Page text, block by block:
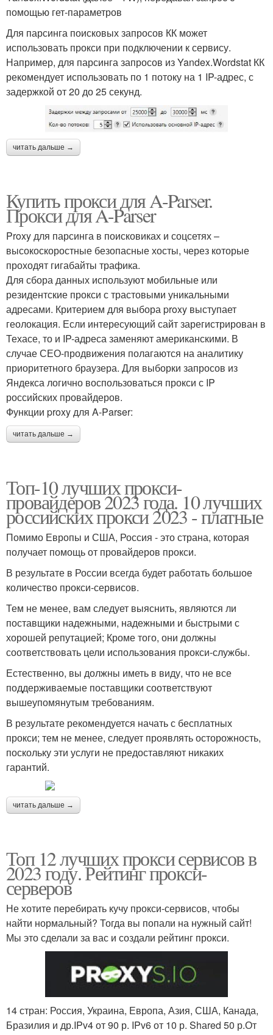
помощью гет-параметров
Для парсинга поисковых запросов КК может
использовать прокси при подключении к сервису.
Например, для парсинга запросов из Yandex.Wordstat КК
рекомендует использовать по 1 потоку на 1 IP-адрес, с
задержкой от 20 до 25 секунд.
читать дальше →
Купить прокси для A-Parser.
Прокси для A-Parser
Proxy для парсинга в поисковиках и соцсетях –
высокоскоростные безопасные хосты, через которые
проходят гигабайты трафика.
Для сбора данных используют мобильные или
резидентские прокси с трастовыми уникальными
адресами. Критерием для выбора proxy выступает
геолокация. Если интересующий сайт зарегистрирован в
Техасе, то и IP-адреса заменяют американскими. В
случае СЕО-продвижения полагаются на аналитику
приоритетного браузера. Для выборки запросов из
Яндекса логично воспользоваться прокси с IP
российских провайдеров.
Функции proxy для A-Parser:
читать дальше →
Топ-10 лучших прокси-
провайдеров 2023 года. 10 лучших
российских прокси 2023 - платные
Помимо Европы и США, Россия - это страна, которая
получает помощь от провайдеров прокси.
В результате в России всегда будет работать большое
количество прокси-сервисов.
Тем не менее, вам следует выяснить, являются ли
поставщики надежными, надежными и быстрыми с
хорошей репутацией; Кроме того, они должны
соответствовать цели использования прокси-службы.
Естественно, вы должны иметь в виду, что не все
поддерживаемые поставщики соответствуют
вышеупомянутым требованиям.
В результате рекомендуется начать с бесплатных
прокси; тем не менее, следует проявлять осторожность,
поскольку эти услуги не предоставляют никаких
гарантий.
читать дальше →
Топ 12 лучших прокси сервисов в
2023 году. Рейтинг прокси-
серверов
Не хотите перебирать кучу прокси-сервисов, чтобы
найти нормальный? Тогда вы попали на нужный сайт!
Мы это сделали за вас и создали рейтинг прокси.
14 стран: Россия, Украина, Европа, Азия, США, Канада,
Бразилия и др.IPv4 от 90 р. IPv6 от 10 р. Shаred 50 р.От